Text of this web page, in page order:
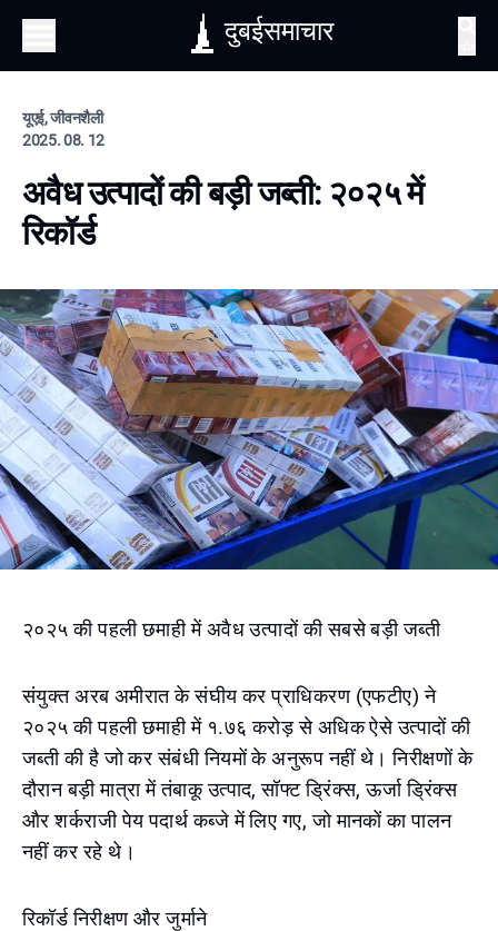
दुबईसमाचार
यूएई, जीवनशैली
2025. 08. 12
अवैध उत्पादों की बड़ी जब्ती: २०२५ में
रिकॉर्ड
२०२५ की पहली छमाही में अवैध उत्पादों की सबसे बड़ी जब्ती
संयुक्त अरब अमीरात के संघीय कर प्राधिकरण (एफटीए) ने
२०२५ की पहली छमाही में १.७६ करोड़ से अधिक ऐसे उत्पादों की
जब्ती की है जो कर संबंधी नियमों के अनुरूप नहीं थे। निरीक्षणों के
दौरान बड़ी मात्रा में तंबाकू उत्पाद, सॉफ्ट ड्रिंक्स, ऊर्जा ड्रिंक्स
और शर्कराजी पेय पदार्थ कब्जे में लिए गए, जो मानकों का पालन
नहीं कर रहे थे।
रिकॉर्ड निरीक्षण और जुर्माने